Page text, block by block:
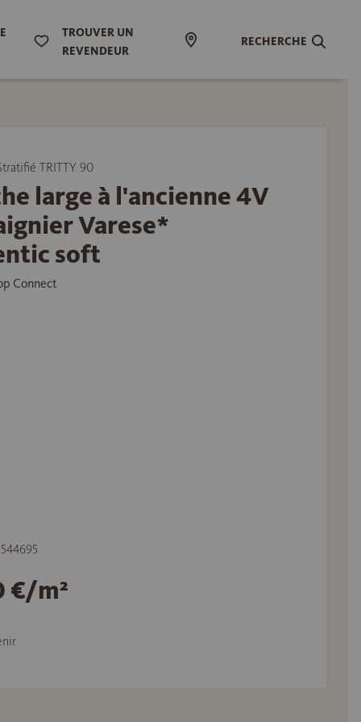
TROUVER UN
REVENDEUR
RECHERCHE
TRITTY 90
large à l'ancienne 4V
Varese*
soft
Connect
€/m²